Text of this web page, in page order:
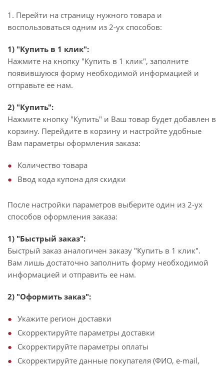
1. Перейти на страницу нужного товара и
воспользоваться одним из 2-ух способов:
1) "Купить в 1 клик":
Нажмите на кнопку "Купить в 1 клик", заполните
появившуюся форму необходимой информацией и
отправьте ее нам.
2) "Купить":
Нажмите кнопку "Купить" и Ваш товар будет добавлен в
корзину. Перейдите в корзину и настройте удобные
Вам параметры оформления заказа:
Количество товара
Ввод кода купона для скидки
После настройки параметров выберите один из 2-ух
способов оформления заказа:
1) "Быстрый заказ":
Быстрый заказ аналогичен заказу "Купить в 1 клик".
Вам лишь достаточно заполнить форму необходимой
информацией и отправить ее нам.
2) "Оформить заказ":
Укажите регион доставки
Скорректируйте параметры доставки
Скорректируйте параметры оплаты
Скорректируйте данные покупателя (ФИО, e-mail,